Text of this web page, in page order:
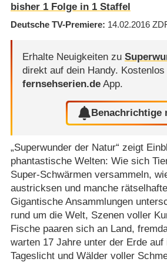
bisher 1 Folge in 1 Staffel
Deutsche TV-Premiere 14.02.2016
Erhalte Neuigkeiten zu
direkt auf dein Handy.
fernsehserien.deApp.
Benachrichtige
„Superwunder der Natur“ zeigt
phantastische Welten: Wie sich
Super-Schwärmen versammeln,
austricksen und manche
Gigantische Ansammlungen
rund um die Welt, Szenen voller
Fische paaren sich an Land,
warten 17 Jahre unter der Erde auf
Tageslicht und Wälder voller